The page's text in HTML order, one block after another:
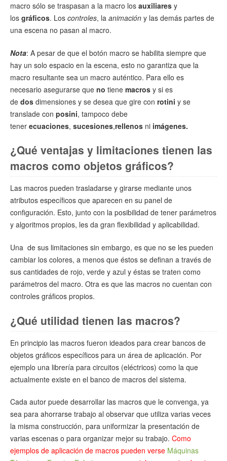
macro sólo se traspasan a la macro los auxiliares y
los gráficos. Los controles, la animación y las demás partes de
una escena no pasan al macro.
Nota: A pesar de que el botón macro se habilita siempre que
hay un solo espacio en la escena, esto no garantiza que la
macro resultante sea un macro auténtico. Para ello es
necesario asegurarse que no tiene macros y si es
de dos dimensiones y se desea que gire con rotini y se
translade con posini, tampoco debe
tener ecuaciones, sucesiones,rellenos ni imágenes.
¿Qué ventajas y limitaciones tienen las
macros como objetos gráficos?
Las macros pueden trasladarse y girarse mediante unos
atributos específicos que aparecen en su panel de
configuración. Esto, junto con la posibilidad de tener parámetros
y algoritmos propios, les da gran flexibilidad y aplicabilidad.
Una de sus limitaciones sin embargo, es que no se les pueden
cambiar los colores, a menos que éstos se definan a través de
sus cantidades de rojo, verde y azul y éstas se traten como
parámetros del macro. Otra es que las macros no cuentan con
controles gráficos propios.
¿Qué utilidad tienen las macros?
En principio las macros fueron ideados para crear bancos de
objetos gráficos específicos para un área de aplicación. Por
ejemplo una librería para circuitos (eléctricos) como la que
actualmente existe en el banco de macros del sistema.
Cada autor puede desarrollar las macros que le convenga, ya
sea para ahorrarse trabajo al observar que utiliza varias veces
la misma construcción, para uniformizar la presentación de
varias escenas o para organizar mejor su trabajo. Como
ejemplos de aplicación de macros pueden verse Máquinas